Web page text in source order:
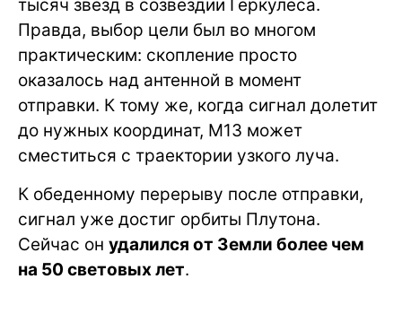
тысяч звезд в созвездии Геркулеса.
Правда, выбор цели был во многом
практическим: скопление просто
оказалось над антенной в момент
отправки. К тому же, когда сигнал долетит
до нужных координат, M13 может
сместиться с траектории узкого луча.
К обеденному перерыву после отправки,
сигнал уже достиг орбиты Плутона.
Сейчас он удалился от Земли более чем
на 50 световых лет.